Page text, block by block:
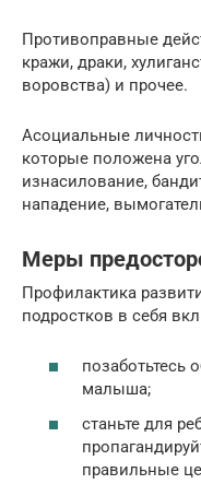
Противоправные
кражи, драки,
воровства) и прочее.
Асоциальные
которые положена
изнасилование,
нападение,
Меры
Профилактика
подростков в себя
позаботьтесь
малыша;
станьте для
правильные